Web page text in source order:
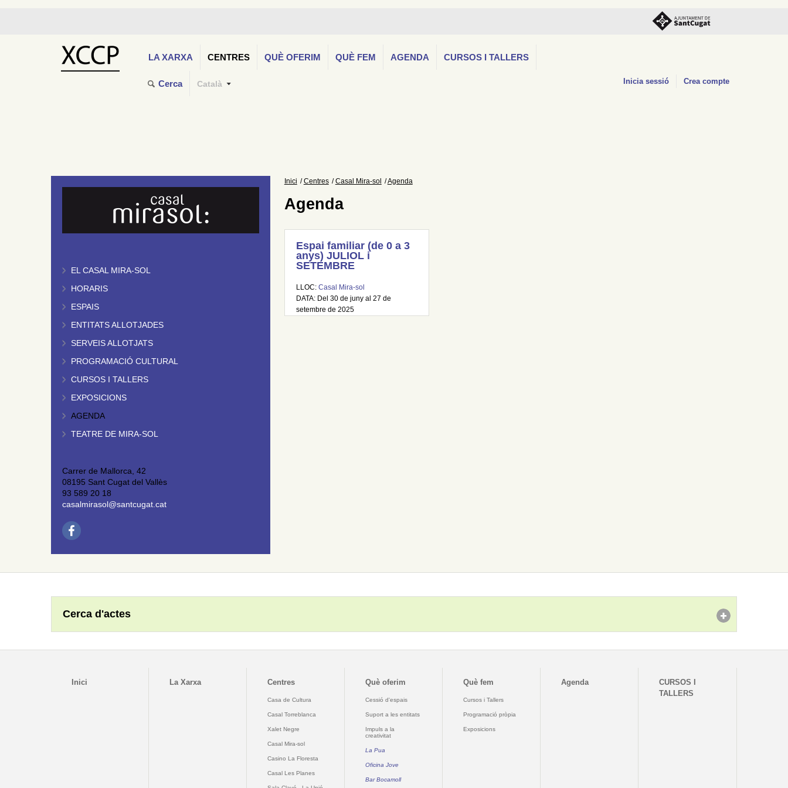
LA XARXA CENTRES QUÈ OFERIM QUÈ FEM AGENDA CURSOS I TALLERS
Cerca Català Inicia sessió Crea compte
EL CASAL MIRA-SOL
HORARIS
ESPAIS
ENTITATS ALLOTJADES
SERVEIS ALLOTJATS
PROGRAMACIÓ CULTURAL
CURSOS I TALLERS
EXPOSICIONS
AGENDA
TEATRE DE MIRA-SOL
Carrer de Mallorca, 42
08195 Sant Cugat del Vallès
93 589 20 18
casalmirasol@santcugat.cat
Inici Centres Casal Mira-sol Agenda
Agenda
Espai familiar (de 0 a 3
anys) JULIOL i
SETEMBRE
LLOC: Casal Mira-sol
DATA: Del 30 de juny al 27 de
setembre de 2025
Cerca d'actes
Inici La Xarxa Centres
Casa de Cultura
Casal Torreblanca
Xalet Negre
Casal Mira-sol
Casino La Floresta
Casal Les Planes
Què oferim
Cessió d'espais
Suport a les entitats
Impuls a la
creativitat
La Pua
Oficina Jove
Bar Bocamoll
Què fem
Cursos i Tallers
Programació pròpia
Exposicions
Agenda
CURSOS I
TALLERS